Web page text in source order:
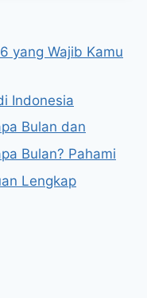
yang Wajib Kamu
Indonesia
Bulan dan
Bulan? Pahami
Lengkap